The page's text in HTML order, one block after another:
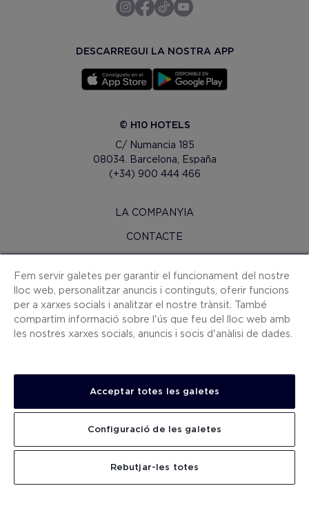
CERCAR
DESCARREGUI LA NOSTRA APP
© H10 HOTELS
C/ Numancia 185
08034. Barcelona, España
(+34) 900 444 466
LA COMPANYIA
CONTACTE
SALA DE PREMSA
MAPA WEB
CONDICIONS CONTRACTACIÓ
CANAL DE DENÚNCIES
TREBALLA AMB NOSALTRES
.....
Fem servir galetes per garantir el funcionament del nostre
lloc web, personalitzar anuncis i continguts, oferir funcions
per a xarxes socials i analitzar el nostre trànsit. També
compartim informació sobre l'ús que feu del lloc web amb
les nostres xarxes socials, anuncis i socis d'anàlisi de dades.
Acceptar totes les galetes
Rebutjar-les totes
Configuració de les galetes